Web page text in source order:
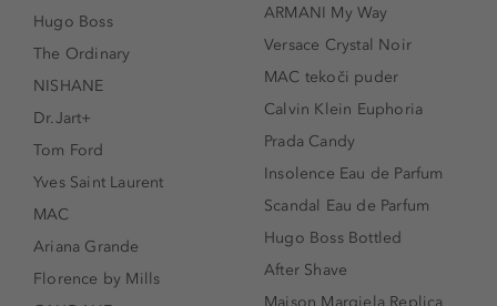
Hugo Boss
The Ordinary
NISHANE
Dr.Jart+
Tom Ford
Yves Saint Laurent
MAC
Ariana Grande
Florence by Mills
ARMANI My Way
Versace Crystal Noir
MAC tekoči puder
Calvin Klein Euphoria
Prada Candy
Insolence Eau de Parfum
Scandal Eau de Parfum
Hugo Boss Bottled
After Shave
Maison Margiela Replica